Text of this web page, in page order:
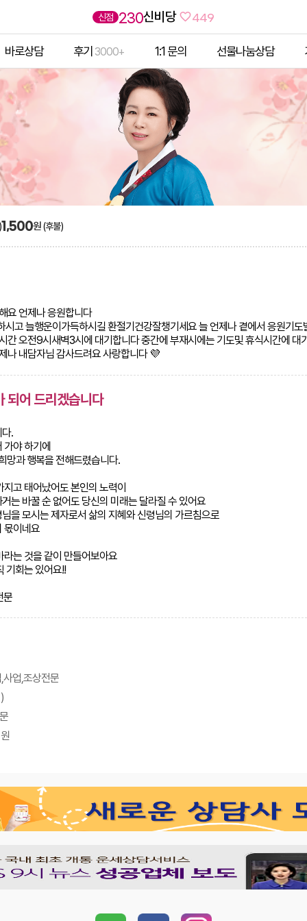
신점 230신비당 449
바로상담 후기 3000+ 1:1 문의 선물나눔상담
1,500원(후불)
요 언제나 응원합니다
시고 늘행운이가득하시길 환절기건강잘챙기세요 늘 언제나 곁에서 응원기도
간 오전9시새벽3시에 대기합니다 중간에 부재시에는 기도및 휴식시간에 대
나 내담자님 감사드려요 사랑합니다 💜
되어 드리겠습니다
.
가야 하기에
망과 행복을 전해드렸습니다.
고 태어났어도 본인의 노력이
는 바꿀 순 없어도 당신의 미래는 달라질 수 있어요
을 모시는 제자로서 삶의 지혜와 신령님의 가르침으로
몫이네요
라는 것을 같이 만들어보아요
기회는 있어요!!
문
사업,조상전문